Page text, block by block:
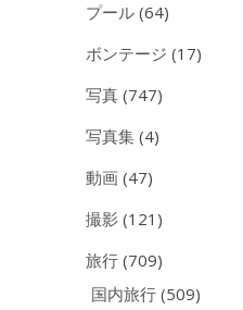
プール (64)
ボンテージ (17)
写真 (747)
写真集 (4)
動画 (47)
撮影 (121)
旅行 (709)
国内旅行 (509)